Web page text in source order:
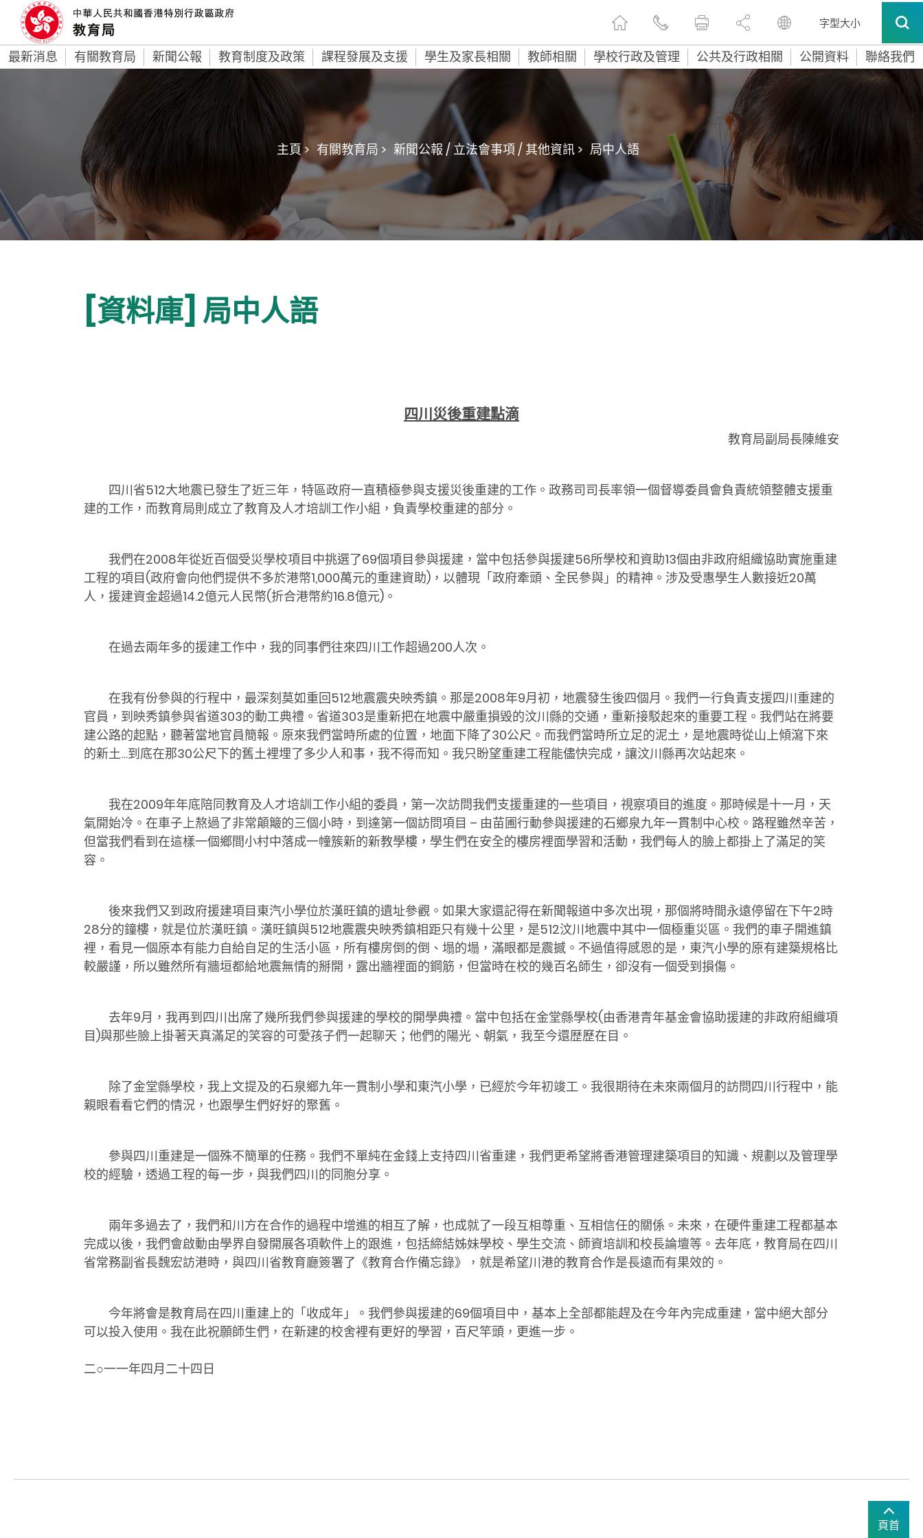
字型大小
最新消息 有關教育局 新聞公報 教育制度及政策 課程發展及支援 學生及家長相關 教師相關 學校行政及管理 公共及行政相關 公開資料 聯絡我們
主頁 > 有關教育局 > 新聞公報 / 立法會事項 / 其他資訊 > 局中人語
[資料庫] 局中人語
四川災後重建點滴
教育局副局長陳維安
四川省512大地震已發生了近三年，特區政府一直積極參與支援災後重建的工作。政務司司長率領一個督導委員會負責統領整體支援重
建的工作，而教育局則成立了教育及人才培訓工作小組，負責學校重建的部分。
我們在2008年從近百個受災學校項目中挑選了69個項目參與援建，當中包括參與援建56所學校和資助13個由非政府組織協助實施重建
工程的項目(政府會向他們提供不多於港幣1,000萬元的重建資助)，以體現「政府牽頭、全民參與」的精神。涉及受惠學生人數接近20萬
人，援建資金超過14.2億元人民幣(折合港幣約16.8億元)。
在過去兩年多的援建工作中，我的同事們往來四川工作超過200人次。
在我有份參與的行程中，最深刻莫如重回512地震震央映秀鎮。那是2008年9月初，地震發生後四個月。我們一行負責支援四川重建的
官員，到映秀鎮參與省道303的動工典禮。省道303是重新把在地震中嚴重損毀的汶川縣的交通，重新接駁起來的重要工程。我們站在將要
建公路的起點，聽著當地官員簡報。原來我們當時所處的位置，地面下降了30公尺。而我們當時所立足的泥土，是地震時從山上傾瀉下來
的新土…到底在那30公尺下的舊土裡埋了多少人和事，我不得而知。我只盼望重建工程能儘快完成，讓汶川縣再次站起來。
我在2009年年底陪同教育及人才培訓工作小組的委員，第一次訪問我們支援重建的一些項目，視察項目的進度。那時候是十一月，天
氣開始冷。在車子上熬過了非常顛簸的三個小時，到達第一個訪問項目 – 由苗圃行動參與援建的石鄉泉九年一貫制中心校。路程雖然辛苦，
但當我們看到在這樣一個鄉間小村中落成一幢簇新的新教學樓，學生們在安全的樓房裡面學習和活動，我們每人的臉上都掛上了滿足的笑
容。
後來我們又到政府援建項目東汽小學位於漢旺鎮的遺址參觀。如果大家還記得在新聞報道中多次出現，那個將時間永遠停留在下午2時
28分的鐘樓，就是位於漢旺鎮。漢旺鎮與512地震震央映秀鎮相距只有幾十公里，是512汶川地震中其中一個極重災區。我們的車子開進鎮
裡，看見一個原本有能力自給自足的生活小區，所有樓房倒的倒、塌的塌，滿眼都是震撼。不過值得感恩的是，東汽小學的原有建築規格比
較嚴謹，所以雖然所有牆垣都給地震無情的掰開，露出牆裡面的鋼筋，但當時在校的幾百名師生，卻沒有一個受到損傷。
去年9月，我再到四川出席了幾所我們參與援建的學校的開學典禮。當中包括在金堂縣學校(由香港青年基金會協助援建的非政府組織項
目)與那些臉上掛著天真滿足的笑容的可愛孩子們一起聊天；他們的陽光、朝氣，我至今還歴歷在目。
除了金堂縣學校，我上文提及的石泉鄉九年一貫制小學和東汽小學，已經於今年初竣工。我很期待在未來兩個月的訪問四川行程中，能
親眼看看它們的情況，也跟學生們好好的聚舊。
參與四川重建是一個殊不簡單的任務。我們不單純在金錢上支持四川省重建，我們更希望將香港管理建築項目的知識、規劃以及管理學
校的經驗，透過工程的每一步，與我們四川的同胞分享。
兩年多過去了，我們和川方在合作的過程中增進的相互了解，也成就了一段互相尊重、互相信任的關係。未來，在硬件重建工程都基本
完成以後，我們會啟動由學界自發開展各項軟件上的跟進，包括締結姊妹學校、學生交流、師資培訓和校長論壇等。去年底，教育局在四川
省常務副省長魏宏訪港時，與四川省教育廳簽署了《教育合作備忘錄》，就是希望川港的教育合作是長遠而有果效的。
今年將會是教育局在四川重建上的「收成年」。我們參與援建的69個項目中，基本上全部都能趕及在今年內完成重建，當中絕大部分
可以投入使用。我在此祝願師生們，在新建的校舍裡有更好的學習，百尺竿頭，更進一步。
二○一一年四月二十四日
頁首